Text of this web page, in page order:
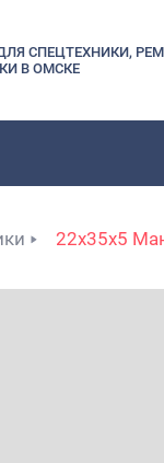
СПЕЦТЕХНИКИ,
В ОМСКЕ
22x35x5